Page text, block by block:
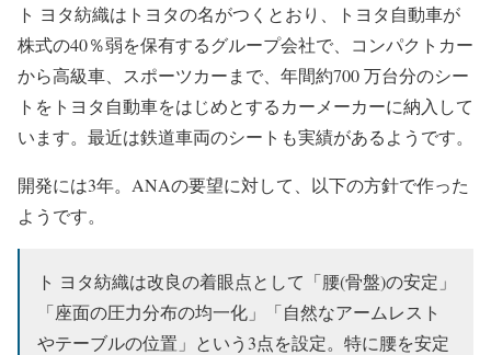
ト ヨタ紡織はトヨタの名がつくとおり、トヨタ自動車が
株式の40％弱を保有するグループ会社で、コンパクトカー
から高級車、スポーツカーまで、年間約700 万台分のシー
トをトヨタ自動車をはじめとするカーメーカーに納入して
います。最近は鉄道車両のシートも実績があるようです。
開発には3年。ANAの要望に対して、以下の方針で作った
ようです。
ト ヨタ紡織は改良の着眼点として「腰(骨盤)の安定」
「座面の圧力分布の均一化」「自然なアームレスト
やテーブルの位置」という3点を設定。特に腰を安定